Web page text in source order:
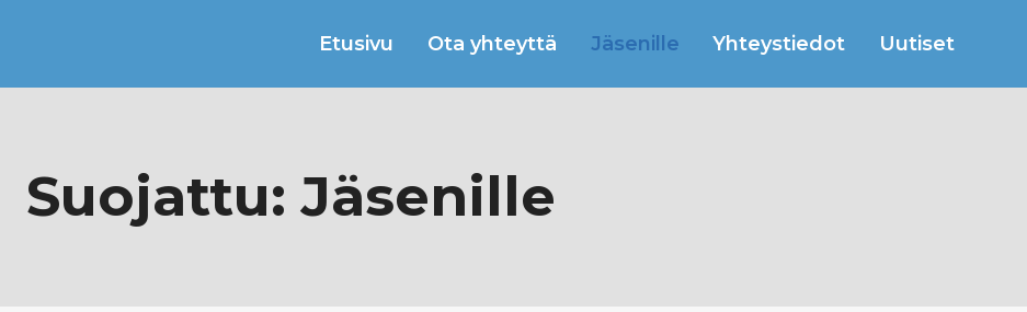
Etusivu Ota yhteyttä Jäsenille Yhteystiedot Uutiset
Suojattu: Jäsenille